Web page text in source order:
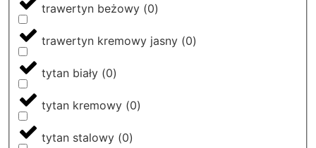
trawertyn beżowy (0)
trawertyn kremowy jasny (0)
tytan biały (0)
tytan kremowy (0)
tytan stalowy (0)